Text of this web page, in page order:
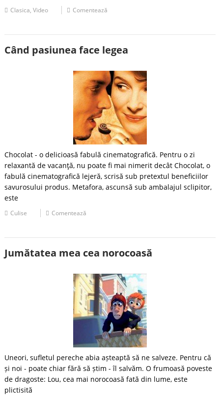
Clasica,Video Comentează
Când pasiunea face legea
Chocolat - o delicioasă fabulă cinematografică. Pentru o zi
relaxantă de vacanţă, nu poate fi mai nimerit decât Chocolat, o
fabulă cinematografică lejeră, scrisă sub pretextul beneficiilor
savurosului produs. Metafora, ascunsă sub ambalajul sclipitor,
este
Culise Comentează
Jumătatea mea cea norocoasă
Uneori, sufletul pereche abia așteaptă să ne salveze. Pentru că
și noi - poate chiar fără să știm - îl salvăm. O frumoasă poveste
de dragoste: Lou, cea mai norocoasă fată din lume, este
plictisită